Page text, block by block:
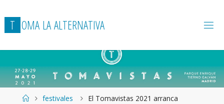
T OMA LAALTERNATIVA
Páginafestivales
El Tomavistas 2021 arranca